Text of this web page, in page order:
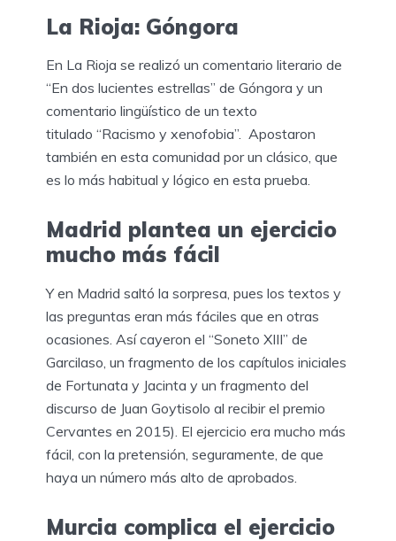
La Rioja: Góngora
En La Rioja se realizó un comentario literario de
“En dos lucientes estrellas” de Góngora y un
comentario lingüístico de un texto
titulado “Racismo y xenofobia”. Apostaron
también en esta comunidad por un clásico, que
es lo más habitual y lógico en esta prueba.
Madrid plantea un ejercicio
mucho más fácil
Y en Madrid saltó la sorpresa, pues los textos y
las preguntas eran más fáciles que en otras
ocasiones. Así cayeron el “Soneto XIII” de
Garcilaso, un fragmento de los capítulos iniciales
de Fortunata y Jacinta y un fragmento del
discurso de Juan Goytisolo al recibir el premio
Cervantes en 2015). El ejercicio era mucho más
fácil, con la pretensión, seguramente, de que
haya un número más alto de aprobados.
Murcia complica el ejercicio